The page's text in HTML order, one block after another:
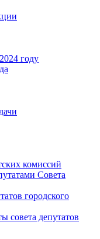
году
комиссий
Совета
городского
совета депутатов